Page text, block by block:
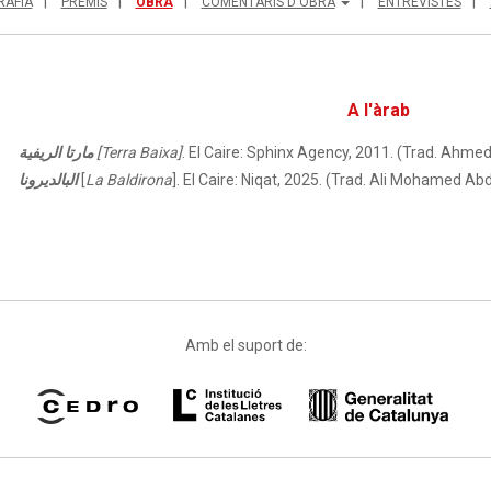
A l'àrab
مارتا الريفية[Terra Baixa]. El Caire: Sphinx Agency, 2011. (Trad.
البالديرونا[ La Baldirona]. El Caire: Niqat, 2025. (Trad. Ali Mohamed
Amb el suport de: